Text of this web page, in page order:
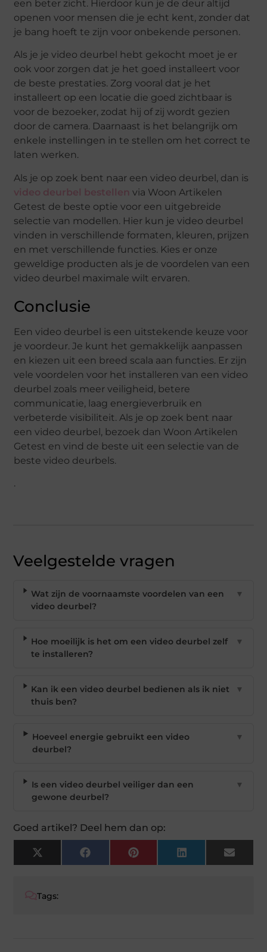
een beter zicht. Hierdoor kun je de deur altijd
openen voor mensen die je echt kent, zonder dat
je bang hoeft te zijn voor onbekende personen.
Als je je video deurbel hebt gekocht moet je er
ook voor zorgen dat je het goed installeert voor
de beste prestaties. Zorg vooral dat je het
installeert op een locatie die goed zichtbaar is
voor de bezoeker, zodat hij of zij wordt gezien
door de camera. Daarnaast is het belangrijk om
enkele instellingen in te stellen om het correct te
laten werken.
Als je op zoek bent naar een video deurbel, dan is
video deurbel bestellen via Woon Artikelen
Getest de beste optie voor een uitgebreide
selectie van modellen. Hier kun je video deurbel
vinden in verschillende formaten, kleuren, prijzen
en met verschillende functies. Kies er onze
geweldige producten als je de voordelen van een
video deurbel maximale wilt ervaren.
Conclusie
Een video deurbel is een uitstekende keuze voor
je voordeur. Je kunt het gemakkelijk aanpassen
en kiezen uit een breed scala aan functies. Er zijn
vele voordelen voor het installeren van een video
deurbel zoals meer veiligheid, betere
communicatie, laag energieverbruik en
verbeterde visibiliteit. Als je op zoek bent naar
een video deurbel, bezoek dan Woon Artikelen
Getest en vind de beste uit een selectie van de
beste video deurbels.
.
Veelgestelde vragen
Wat zijn de voornaamste voordelen van een
video deurbel?
▼
Hoe moeilijk is het om een video deurbel zelf
te installeren?
▼
Kan ik een video deurbel bedienen als ik niet
thuis ben?
▼
Hoeveel energie gebruikt een video
deurbel?
▼
Is een video deurbel veiliger dan een
gewone deurbel?
▼
Goed artikel? Deel hem dan op:
X
(Twitter)
Facebook Pinterest LinkedIn Email
Tags: